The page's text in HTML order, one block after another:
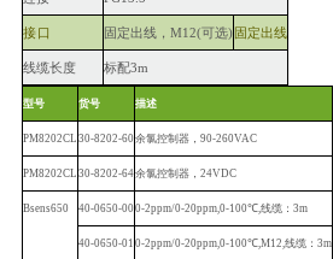
接口 固定出线，M12(可选) 固定出线
线缆长度 标配3m
型号 货号 描述
PM8202CL 30-8202-60 余氯控制器，90-260VAC
PM8202CL 30-8202-64余氯控制器，24VDC
Bsens650 40-0650-00 0-2ppm/0-20ppm,0-100℃,线缆：3m
40-0650-01 0-2ppm/0-20ppm,0-100℃,M12,线缆：3m